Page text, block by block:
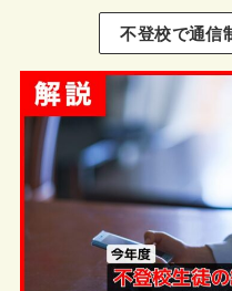
不登校で通信